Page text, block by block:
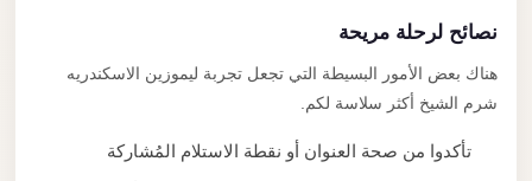
نصائح لرحلة مريحة
هناك بعض الأمور البسيطة التي تجعل تجربة ليموزين الاسكندريه
شرم الشيخ أكثر سلاسة لكم.
تأكدوا من صحة العنوان أو نقطة الاستلام المُشاركة